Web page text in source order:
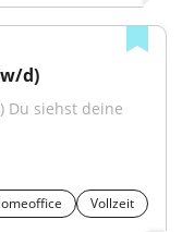
d)
Du siehst deine
Vollzeit